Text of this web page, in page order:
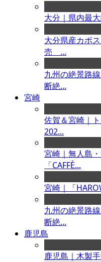
大分｜県内最
大分県産カボ
売 ...
九州の絶景路
断絶...
宮崎
佐賀＆宮崎｜
202...
宮崎｜無人島
「CAFFÈ...
宮崎｜「
九州の絶景路
断絶...
鹿児島
鹿児島｜木製